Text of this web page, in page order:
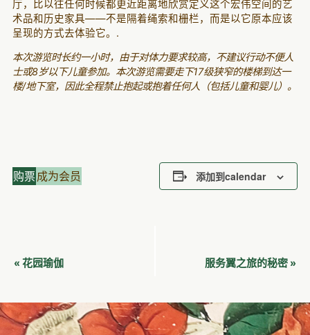
厅，比以往任何时候都更近距离地欣赏定义这个宏伟空间的艺
术品和历史家具——不是隔着绳索和栅栏，而是以它原本应该
呈现的方式去体验它。.
本次游览时长约一小时，由于对体力要求较高，不建议行动不便人
士或8岁以下儿童参加。本次游览需要走下17级狭窄的楼梯到达一
楼/地下室，因此全程禁止抱起或抱着任何人（包括儿童和婴儿）。
购票成为会员 添加到calendar
活
导
航
« 花园瑜伽 服务翼之旅的秘密 »